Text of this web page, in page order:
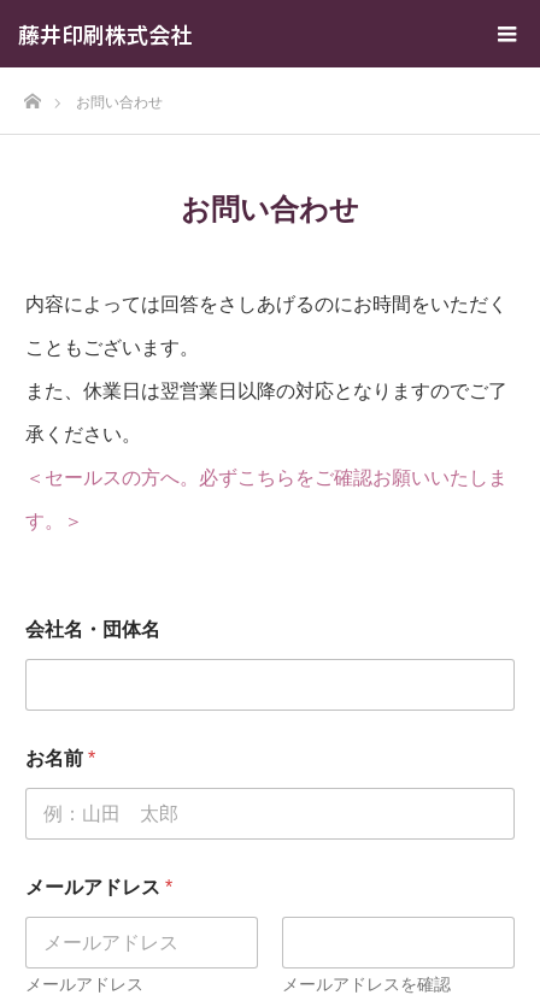
藤井印刷株式会社
ホームお問い合わせ
お問い合わせ
内容によっては回答をさしあげるのにお時間をいただく
こともございます。
また、休業日は翌営業日以降の対応となりますのでご了
承ください。
＜セールスの方へ。必ずこちらをご確認お願いいたしま
す。＞
会社名・団体名
お名前 *
社
名
体
メールアドレス *
メールアドレス メールアドレスを確認